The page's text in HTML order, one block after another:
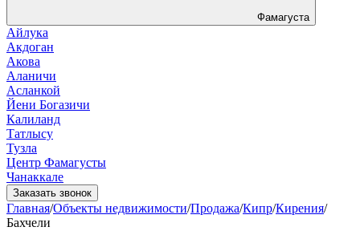
Фамагуста
Айлука
Акдоган
Акова
Аланичи
Асланкой
Йени Богазичи
Калиланд
Татлысу
Тузла
Центр Фамагусты
Чанаккале
Заказать звонок
Главная/Объекты недвижимости/Продажа/Кипр/Кирения/
Бахчели